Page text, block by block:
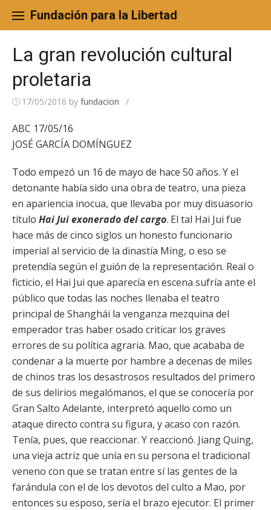
content
Fundación para la Libertad
La gran revolución cultural
proletaria
17/05/2016 by fundacion /
ABC 17/05/16
JOSÉ GARCÍA DOMÍNGUEZ
Todo empezó un 16 de mayo de hace 50 años. Y el
detonante había sido una obra de teatro, una pieza
en apariencia inocua, que llevaba por muy disuasorio
título Hai Jui exonerado del cargo. El tal Hai Jui fue
hace más de cinco siglos un honesto funcionario
imperial al servicio de la dinastía Ming, o eso se
pretendía según el guión de la representación. Real o
ficticio, el Hai Jui que aparecía en escena sufría ante el
público que todas las noches llenaba el teatro
principal de Shanghái la venganza mezquina del
emperador tras haber osado criticar los graves
errores de su política agraria. Mao, que acababa de
condenar a la muerte por hambre a decenas de miles
de chinos tras los desastrosos resultados del primero
de sus delirios megalómanos, el que se conocería por
Gran Salto Adelante, interpretó aquello como un
ataque directo contra su figura, y acaso con razón.
Tenía, pues, que reaccionar. Y reaccionó. Jiang Quing,
una vieja actriz que unía en su persona el tradicional
veneno con que se tratan entre sí las gentes de la
farándula con el de los devotos del culto a Mao, por
entonces su esposo, sería el brazo ejecutor. El primer